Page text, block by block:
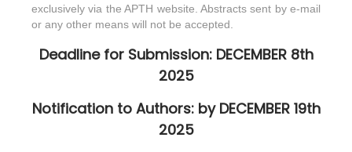
exclusively via the APTH website. Abstracts sent by e-mail
or any other means will not be accepted.
Deadline for Submission: DECEMBER 8th
2025
Notification to Authors: by DECEMBER 19th
2025